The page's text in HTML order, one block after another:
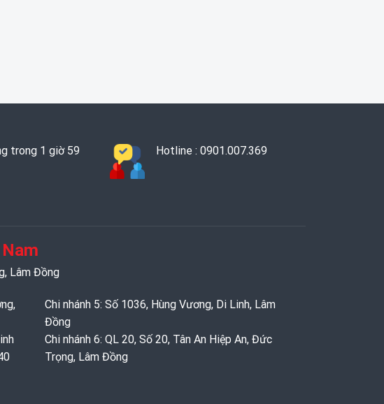
trong 1 giờ 59
Hotline : 0901.007.369
Lâm Đồng
Chi nhánh 5: Số 1036, Hùng Vương, Di Linh, Lâm
Đồng
Chi nhánh 6: QL 20, Số 20, Tân An Hiệp An, Đức
Trọng, Lâm Đồng